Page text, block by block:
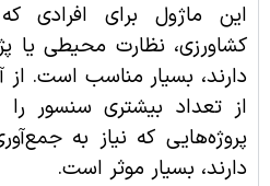
این ماژول برای افرادی
کشاورزی، نظارت محیطی یا
دارند، بسیار مناسب است. از
از تعداد بیشتری سنسور
پروژه‌هایی که نیاز به
دارند، بسیار موثر است.